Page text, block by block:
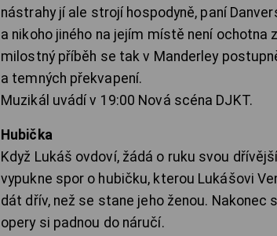
nástrahy jí ale strojí hospodyně, paní
a nikoho jiného na jejím místě není
milostný příběh se tak v Manderley
a temných překvapení.
Muzikál uvádí v 19:00 Nová scéna DJKT.
Hubička
Když Lukáš ovdoví, žádá o ruku svou
vypukne spor o hubičku, kterou Lukášovi
dát dřív, než se stane jeho ženou. Nakonec
opery si padnou do náručí.